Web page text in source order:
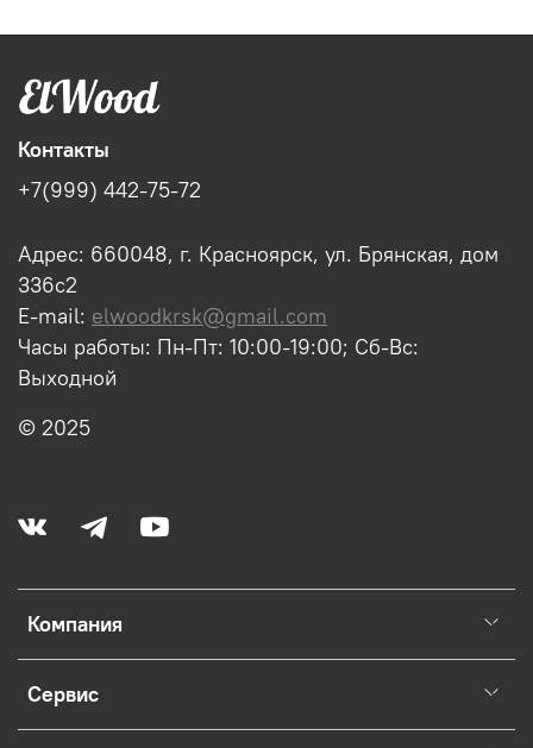
Компания
Сервис
Контакты
+7(999) 442-75-72
Адрес: 660048, г. Красноярск, ул. Брянская, дом
336с2
E-mail: elwoodkrsk@gmail.com
Часы работы: Пн-Пт: 10:00-19:00; Сб-Вс:
Выходной
© 2025